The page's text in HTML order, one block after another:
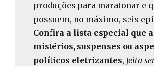
produções para maratonar e
possuem, no máximo, seis
Confira a lista especial que
mistérios, suspenses ou
políticos eletrizantes, feita